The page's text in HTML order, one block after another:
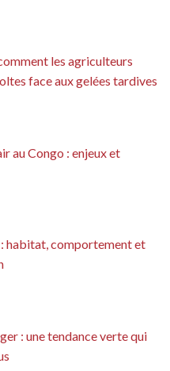
les agriculteurs
face aux gelées tardives
au Congo : enjeux et
habitat, comportement et
: une tendance verte qui